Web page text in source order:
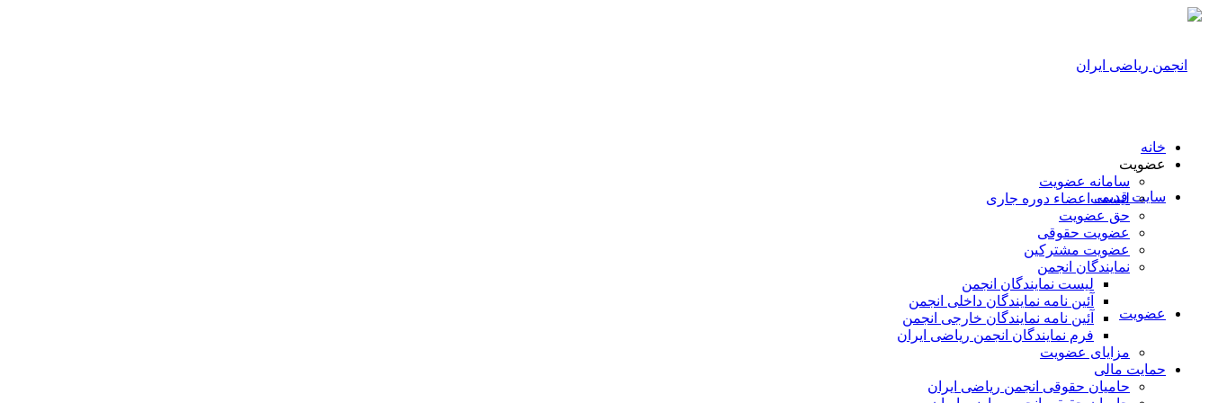
سایت قدیمی
عضویت
خانه
عضویت
سامانه عضویت
لیست اعضاء دوره جاری
حق عضویت
عضویت حقوقی
عضویت مشترکین
نمایندگان انجمن
لیست نمایندگان انجمن
آئین نامه نمایندگان داخلی انجمن
آئین نامه نمایندگان خارجی انجمن
فرم نمایندگان انجمن ریاضی ایران
مزایای عضویت
حمایت مالی
حامیان حقوقی انجمن ریاضی ایران